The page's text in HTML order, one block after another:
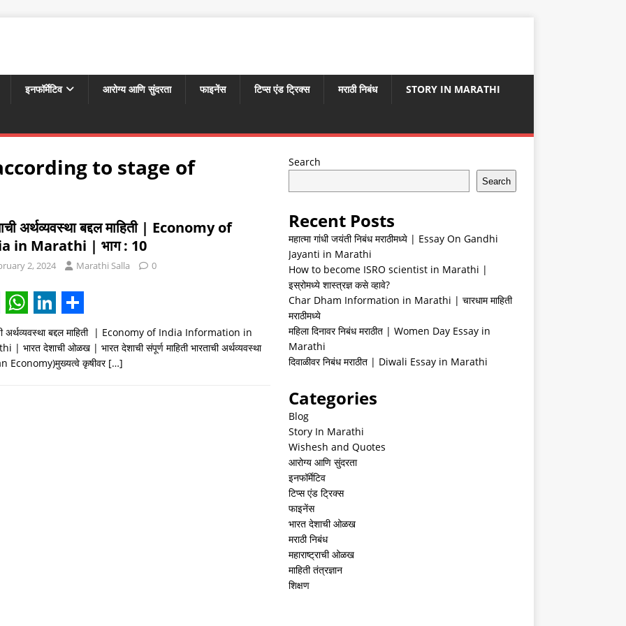
इनफॉर्मेटिव आरोग्य आणि सुंदरता फाइनेंस टिप्स एंड ट्रिक्स मराठी निबंध STORY IN MARATHI
to stage of
अर्थव्यवस्था बद्दल माहिती | Economy of
in Marathi | भाग : 10
2, 2024 Marathi Salla 0
W
h
a
L
i
n
S
h
a
अर्थव्यवस्था बद्दल माहिती | Economy of India Information in
| भारत देशाची ओळख | भारत देशाची संपूर्ण माहिती भारताची अर्थव्यवस्था
Economy)मुख्यत्वे कृषीवर […]
Search
Search
Recent Posts
महात्मा गांधी जयंती निबंध मराठीमध्ये | Essay On Gandhi
Jayanti in Marathi
How to become ISRO scientist in Marathi |
इस्रोमध्ये शास्त्रज्ञ कसे व्हावे?
Char Dham Information in Marathi | चारधाम माहिती
मराठीमध्ये
महिला दिनावर निबंध मराठीत | Women Day Essay in
Marathi
दिवाळीवर निबंध मराठीत | Diwali Essay in Marathi
Categories
Blog
Story In Marathi
Wishesh and Quotes
आरोग्य आणि सुंदरता
इनफॉर्मेटिव
टिप्स एंड ट्रिक्स
फाइनेंस
भारत देशाची ओळख
मराठी निबंध
महाराष्ट्राची ओळख
माहिती तंत्रज्ञान
शिक्षण